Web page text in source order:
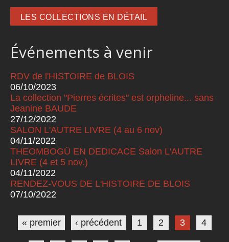
LES COLLECTIONS EN DÉTAIL
Événements à venir
RDV de l'HISTOIRE de BLOIS
06/10/2023
La collection "Pierres écrites" est orpheline... sans
Jeanine BAUDE
27/12/2022
SALON L'AUTRE LIVRE (4 au 6 nov)
04/11/2022
THEOMBOGÜ EN DEDICACE Salon L'AUTRE
LIVRE (4 et 5 nov.)
04/11/2022
RENDEZ-VOUS DE L'HISTOIRE DE BLOIS
07/10/2022
Pages
« premier ‹ précédent 1 2 3 4